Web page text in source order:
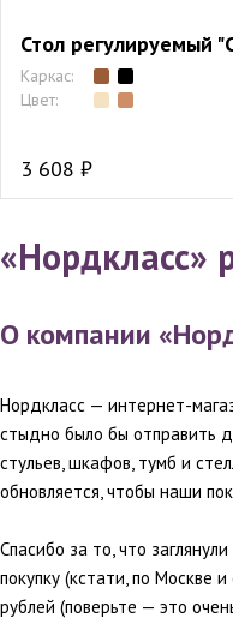
Стол регулируемый
Каркас:
Цвет:
3 608 ₽
«Нордкласс»
О компании
Нордкласс — интернет-
стыдно было бы отправить
стульев, шкафов, тумб и
обновляется, чтобы наши
Спасибо за то, что
покупку (кстати, по Москве
рублей (поверьте — это